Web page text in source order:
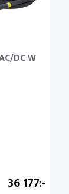
DC W
36 177